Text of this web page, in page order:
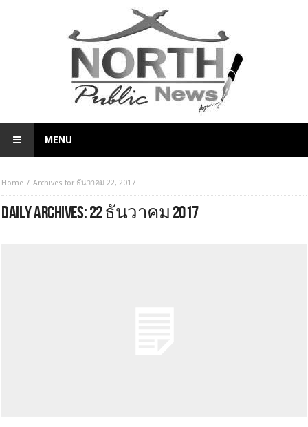
MENU
Home Archives for ธันวาคม 22, 2017
DAILY ARCHIVES:22 ธันวาคม 2017